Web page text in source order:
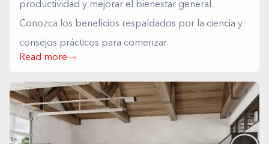
productividad y mejorar el bienestar general.
Conozca los beneficios respaldados por la ciencia y
consejos prácticos para comenzar.
Read more